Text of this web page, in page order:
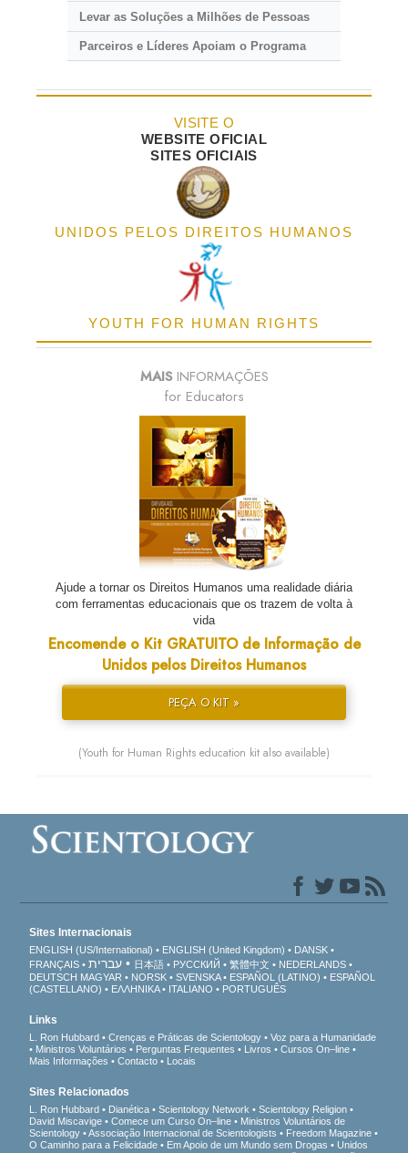
Levar as Soluções a Milhões de Pessoas
Parceiros e Líderes Apoiam o Programa
VISITE O
WEBSITE OFICIAL
SITES OFICIAIS
UNIDOS PELOS DIREITOS HUMANOS
YOUTH FOR HUMAN RIGHTS
MAIS INFORMAÇÕES
for Educators
Ajude a tornar os Direitos Humanos uma realidade diária
com ferramentas educacionais que os trazem de volta à
vida
Encomende o Kit GRATUITO de Informação de
Unidos pelos Direitos Humanos
PEÇA O KIT »
(Youth for Human Rights education kit also available)
Sites Internacionais
ENGLISH (US/International) ENGLISH (United Kingdom)
DANSK
FRANÇAIS
עברית 日本語 РУССКИЙ 繁體中文
NEDERLANDS
DEUTSCH MAGYAR NORSK SVENSKA ESPAÑOL (LATINO)
ESPAÑOL
(CASTELLANO)
ΕΛΛΗΝΙΚA ITALIANO PORTUGUÊS
Links
L. Ron Hubbard Crenças e Práticas de Scientology
Voz para a Humanidade
Ministros Voluntários
Perguntas Frequentes Livros
Cursos On–line
Mais Informações
Contacto Locais
Sites Relacionados
L. Ron Hubbard Dianética Scientology Network
Scientology Religion
David Miscavige
Comece um Curso On–line
Ministros Voluntários de
Scientology
Associação Internacional de Scientologists
Freedom Magazine
O Caminho para a Felicidade
Em Apoio de um Mundo sem Drogas
Unidos